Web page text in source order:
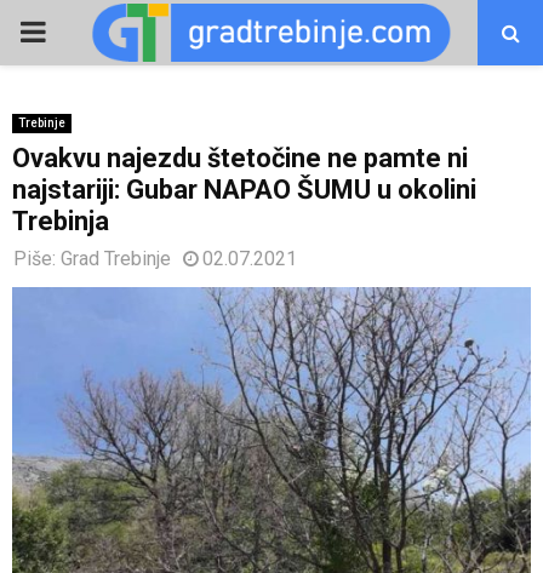
PRIMARY
Trebinje
Ovakvu najezdu štetočine ne pamte ni
najstariji: Gubar NAPAO ŠUMU u okolini
Trebinja
Piše: Grad Trebinje 02.07.2021